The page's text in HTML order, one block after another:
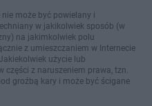
może być powielany i
w jakikolwiek sposób (w
na jakimkolwiek polu
z umieszczaniem w Internecie
użycie lub
części z naruszeniem prawa, tzn.
groźbą kary i może być ścigane